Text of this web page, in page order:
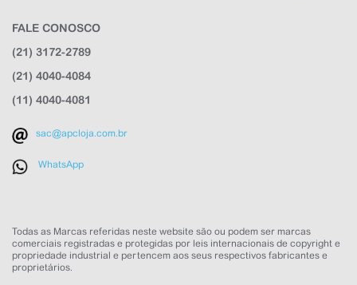
FALE CONOSCO
(21) 3172-2789
(21) 4040-4084
(11) 4040-4081
sac@apcloja.com.br
WhatsApp
Todas as Marcas referidas neste website são ou podem ser marcas
comerciais registradas e protegidas por leis internacionais de copyright e
propriedade industrial e pertencem aos seus respectivos fabricantes e
proprietários.
EMAIL